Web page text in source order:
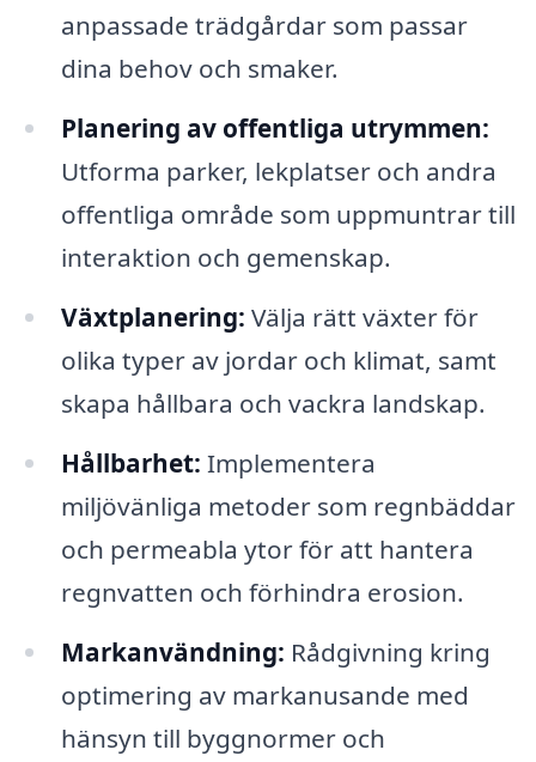
anpassade trädgårdar som passar
dina behov och smaker.
Planering av offentliga utrymmen:
Utforma parker, lekplatser och andra
offentliga område som uppmuntrar till
interaktion och gemenskap.
Växtplanering: Välja rätt växter för
olika typer av jordar och klimat, samt
skapa hållbara och vackra landskap.
Hållbarhet: Implementera
miljövänliga metoder som regnbäddar
och permeabla ytor för att hantera
regnvatten och förhindra erosion.
Markanvändning: Rådgivning kring
optimering av markanusande med
hänsyn till byggnormer och